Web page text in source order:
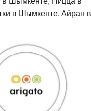
в Шымкенте, Айран в